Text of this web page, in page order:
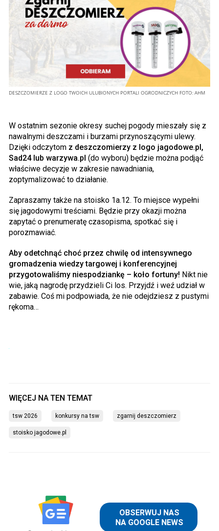
DESZCZOMIERZE Z LOGO TWOICH ULUBIONYCH PORTALI OGRODNICZYCH FOTO: AHM
W ostatnim sezonie okresy suchej pogody mieszały się z
nawalnymi deszczami i burzami przynoszącymi ulewy.
Dzięki odczytom z deszczomierzy z logo jagodowe.pl,
Sad24 lub warzywa.pl (do wyboru) będzie można podjąć
właściwe decyzje w zakresie nawadniania,
zoptymalizować to działanie.
Zapraszamy także na stoisko 1a.12. To miejsce wypełni
się jagodowymi treściami. Będzie przy okazji można
zapytać o prenumeratę czasopisma, spotkać się i
porozmawiać.
Aby odetchnąć choć przez chwilę od intensywnego
gromadzenia wiedzy targowej i konferencyjnej
przygotowaliśmy niespodziankę – koło fortuny! Nikt nie
wie, jaką nagrodę przydzieli Ci los. Przyjdź i weź udział w
zabawie. Coś mi podpowiada, że nie odejdziesz z pustymi
rękoma…
tsw 2026 konkursy na tsw zgarnij deszczomierz
stoisko jagodowe.pl